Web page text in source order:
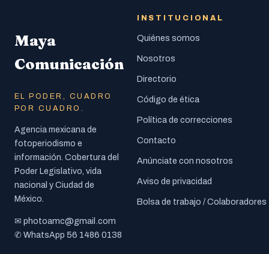
Maya
Comunicación
EL PODER, CUADRO
POR CUADRO.
Agencia mexicana de
fotoperiodismo e
información. Cobertura del
Poder Legislativo, vida
nacional y Ciudad de
México.
✉ photoamc@gmail.com
✆ WhatsApp 56 1486 0138
INSTITUCIONAL
Quiénes somos
Nosotros
Directorio
Código de ética
Política de correcciones
Contacto
Anúnciate con nosotros
Aviso de privacidad
Bolsa de trabajo / Colaboradores